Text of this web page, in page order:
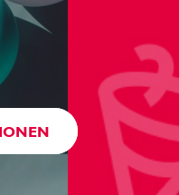
die Route am
abfällt.
das Tal der Loire mit
können. Die Route
und endet am
herzlich am
Verwenden Sie
zu finden, der